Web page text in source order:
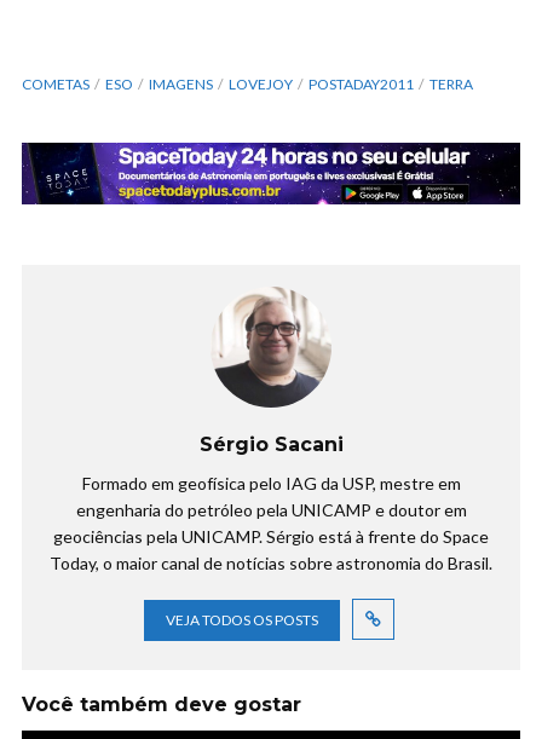
COMETAS ESO IMAGENS LOVEJOY POSTADAY2011 TERRA
Sérgio Sacani
Formado em geofísica pelo IAG da USP, mestre em
engenharia do petróleo pela UNICAMP e doutor em
geociências pela UNICAMP. Sérgio está à frente do Space
Today, o maior canal de notícias sobre astronomia do Brasil.
VEJA TODOS OS POSTS
Você também deve gostar